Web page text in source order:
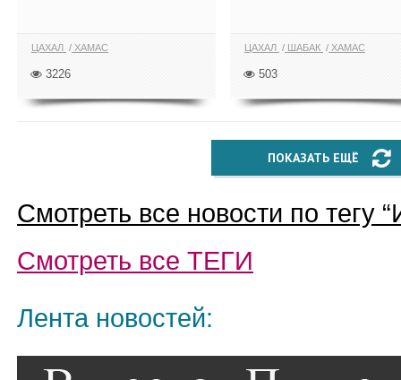
ЦАХАЛ ХАМАС
3226
ЦАХАЛ ШАБАК ХАМАС
503
ПОКАЗАТЬ ЕЩЁ
Смотреть все новости по тегу “
Смотреть все ТЕГИ
Лента новостей: